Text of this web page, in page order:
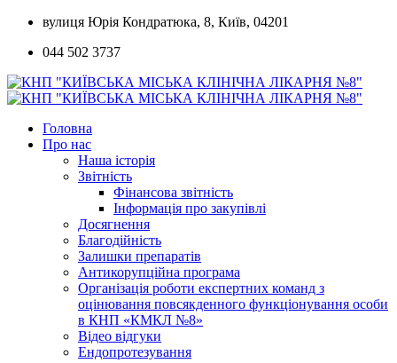
Skip
content
вулиця Юрія Кондратюка, 8, Київ, 04201
044 502 3737
Головна
Про нас
Наша історія
Звітність
Фінансова звітність
Інформація про закупівлі
Досягнення
Благодійність
Залишки препаратів
Антикорупційна програма
Організація роботи експертних команд з
оцінювання повсякденного функціонування особи
в КНП «КМКЛ №8»
Відео відгуки
Ендопротезування